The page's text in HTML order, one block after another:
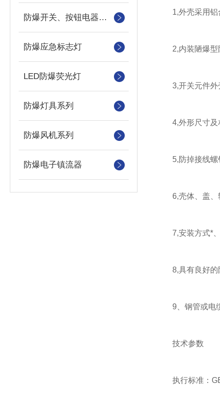
防爆开关、按钮电器系列
防爆应急标志灯
LED防爆荧光灯
防爆灯具系列
防爆风机系列
防爆电子镇流器
1,外壳采用铝合
2,内装陋爆型
3,开关元件外壳
4,外形尺寸及相
5,防掉接线螺
6,壳体、盖、转
7,安装方式*、
8,具有良好的
9、钢管或电
技术参数
执行标准：